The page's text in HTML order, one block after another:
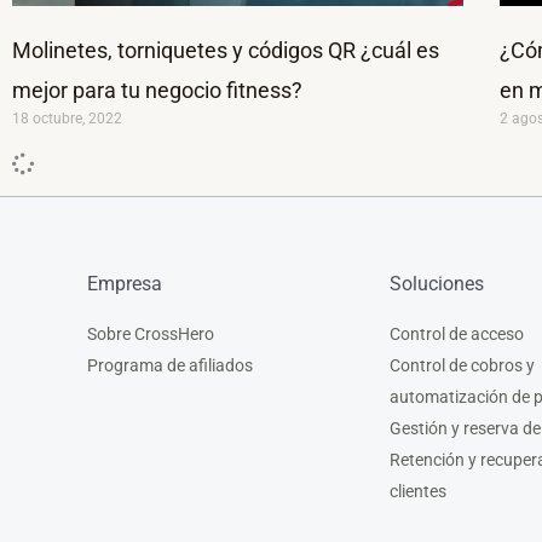
Molinetes, torniquetes y códigos QR ¿cuál es
mejor para tu negocio fitness?
18 octubre, 2022
en
2
Empresa
Sobre CrossHero
Programa de afiliados
Soluciones
Control de acceso
Control de cobros y
automatización de
Gestión y reserva
Retención y
clientes